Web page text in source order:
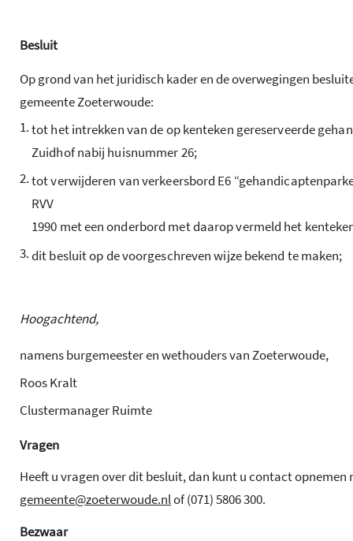
Besluit
Op grond van het juridisch kader en de overwegingen
gemeente Zoeterwoude:
1.tot het intrekken van de op kenteken gereserveerde
Zuidhof nabij huisnummer 26;
2.tot verwijderen van verkeersbord E6
RVV
1990 met een onderbord met daarop vermeld het
3.dit besluit op de voorgeschreven wijze bekend te maken;
Hoogachtend,
namens burgemeester en wethouders van Zoeterwoude,
Roos Kralt
Clustermanager Ruimte
Vragen
Heeft u vragen over dit besluit, dan kunt u contact opnemen
gemeente@zoeterwoude.nlof (071) 5806 300.
Bezwaar